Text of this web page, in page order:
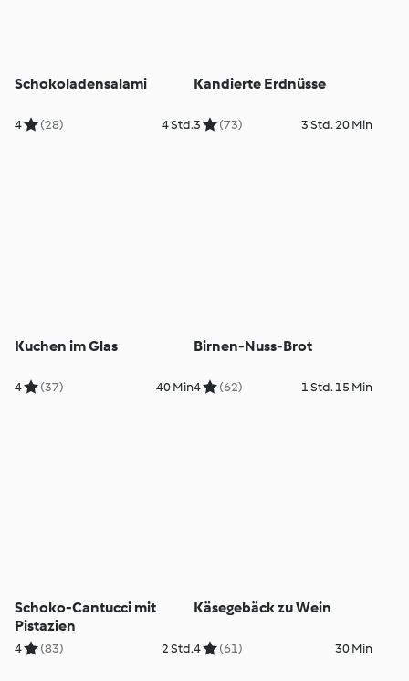
Schokoladensalami
4 (28) 4 Std.
Kandierte Erdnüsse
3 (73) 3 Std. 20 Min
Kuchen im Glas
4 (37) 40 Min
Birnen-Nuss-Brot
4 (62) 1 Std. 15 Min
Schoko-Cantucci mit
Pistazien
4 (83) 2 Std.
Käsegebäck zu Wein
4 (61) 30 Min